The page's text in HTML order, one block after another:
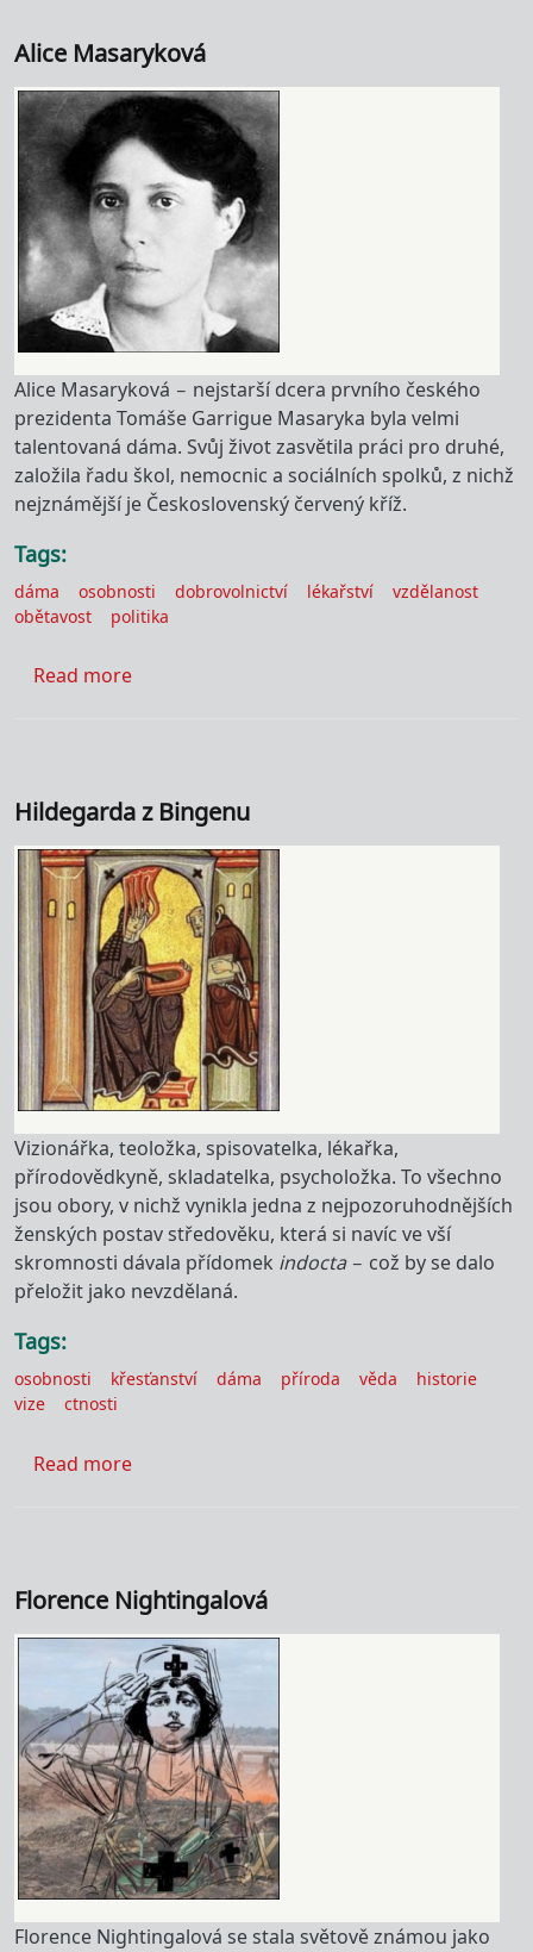
Alice Masaryková
Alice Masaryková – nejstarší dcera prvního českého
prezidenta Tomáše Garrigue Masaryka byla velmi
talentovaná dáma. Svůj život zasvětila práci pro druhé,
založila řadu škol, nemocnic a sociálních spolků, z nichž
nejznámější je Československý červený kříž.
Tags
dáma osobnosti dobrovolnictví lékařství
vzdělanost
obětavost
politika
Read moreabout Alice Masaryková
Hildegarda z Bingenu
Vizionářka, teoložka, spisovatelka, lékařka,
přírodovědkyně, skladatelka, psycholožka. To všechno
jsou obory, v nichž vynikla jedna z nejpozoruhodnějších
ženských postav středověku, která si navíc ve vší
skromnosti dávala přídomek indocta – což by se dalo
přeložit jako nevzdělaná.
Tags
osobnosti křesťanství dáma příroda věda
historie
vize
ctnosti
Read moreabout Hildegarda z Bingenu
Florence Nightingalová
Florence Nightingalová se stala světově známou jako